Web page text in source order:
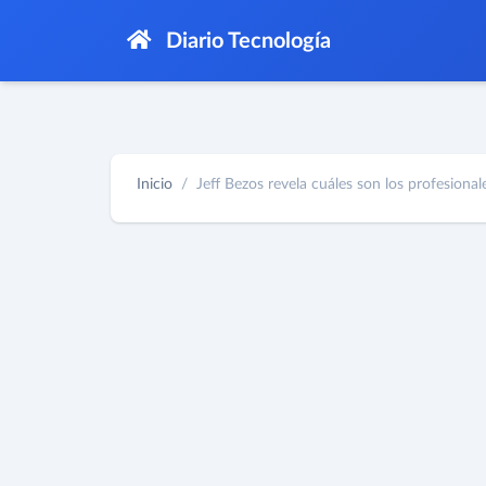
Diario Tecnología
Inicio Jeff Bezos revela cuáles son los